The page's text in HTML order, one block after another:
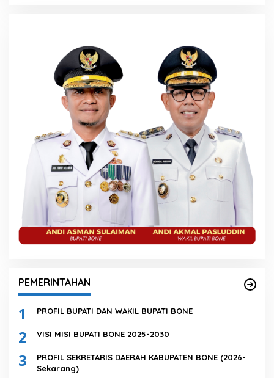
PEMERINTAHAN
1 PROFIL BUPATI DAN WAKIL BUPATI BONE
2 VISI MISI BUPATI BONE 2025-2030
3
PROFIL SEKRETARIS DAERAH KABUPATEN BONE (2026-
Sekarang)